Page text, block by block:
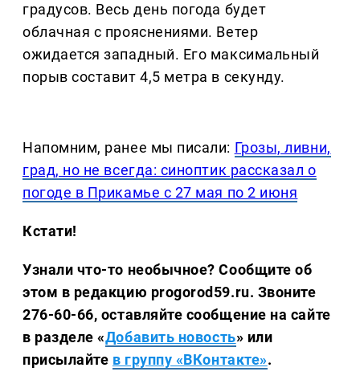
градусов. Весь день погода будет
облачная с прояснениями. Ветер
ожидается западный. Его максимальный
порыв составит 4,5 метра в секунду.
Напомним, ранее мы писали: Грозы, ливни,
град, но не всегда: синоптик рассказал о
погоде в Прикамье с 27 мая по 2 июня
Кстати!
Узнали что-то необычное? Сообщите об
этом в редакцию progorod59.ru. Звоните
276-60-66, оставляйте сообщение на сайте
в разделе «Добавить новость» или
присылайте в группу «ВКонтакте».